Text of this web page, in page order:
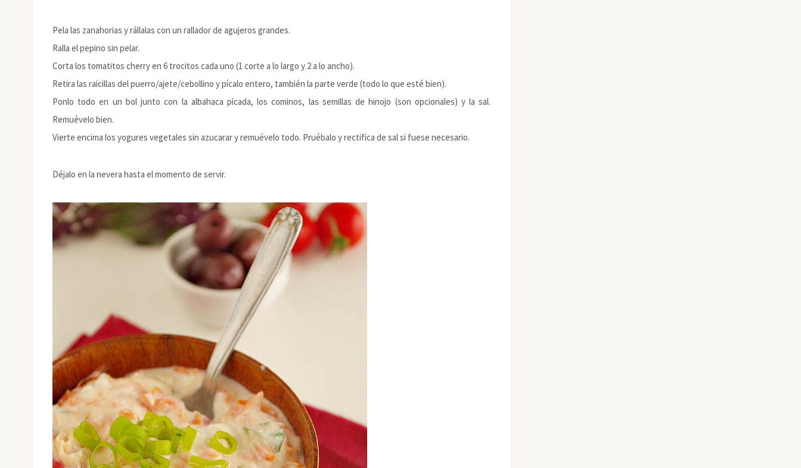
Pela las zanahorias y rállalas con un rallador de agujeros grandes.
Ralla el pepino sin pelar.
Corta los tomatitos cherry en 6 trocitos cada uno (1 corte a lo largo y 2 a lo ancho).
Retira las raicillas del puerro/ajete/cebollino y pícalo entero, también la parte verde (todo lo que esté bien).
Ponlo todo en un bol junto con la albahaca picada, los cominos, las semillas de hinojo (son opcionales) y la sal.
Remuévelo bien.
Vierte encima los yogures vegetales sin azucarar y remuévelo todo. Pruébalo y rectifica de sal si fuese necesario.
Déjalo en la nevera hasta el momento de servir.